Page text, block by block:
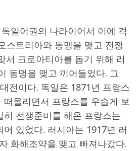
일어권의 나라이어서 이에 격
스트리아와 동맹을 맺고 전쟁
서 크로아티아를 돕기 위해 러
동맹을 맺고 끼어들었다. 그
전이다. 독일은 1871년 프랑스
떠올리면서 프랑스를 우습게 보
히 전쟁준비를 해온 프랑스는
있었다. 러시아는 1917년 러
화해조약을 맺고 빠져나갔다.